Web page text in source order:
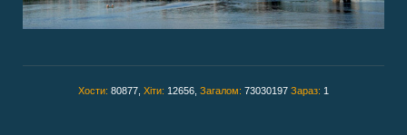
Хости: 80877, Хіти: 12656, Загалом: 73030197 Зараз: 1